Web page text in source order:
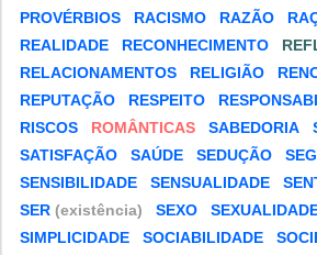
PROVÉRBIOS
RACISMO RAZÃO
REALIDADE
RECONHECIMENTO
RELACIONAMENTOS
RELIGIÃO
REPUTAÇÃO
RESPEITO
RISCOS
ROMÂNTICAS SABEDORIA
SATISFAÇÃO
SAÚDE SEDUÇÃO
SENSIBILIDADE
SENSUALIDADE
SER (existência) SEXO
SIMPLICIDADE
SOCIABILIDADE